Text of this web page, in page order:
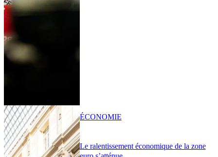
Le ralentissement économique de la zone
ÉCONOMIE